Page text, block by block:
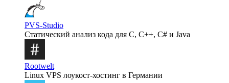
PVS-Studio
Статический анализ кода для C, C++, C# и Java
Rootwelt
Linux VPS лоукост-хостинг в Германии